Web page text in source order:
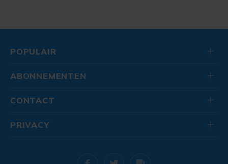
POPULAIR
ABONNEMENTEN
CONTACT
PRIVACY